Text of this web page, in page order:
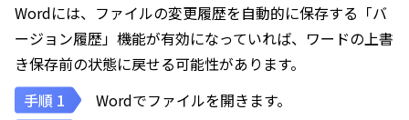
Wordには、ファイルの変更履歴を自動的に保存する「バ
ージョン履歴」機能が有効になっていれば、ワードの上書
き保存前の状態に戻せる可能性があります。
Wordでファイルを開きます。